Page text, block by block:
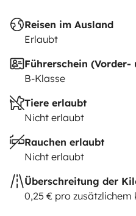
Reisen im Ausland
Erlaubt
Führerschein (Vorder-
B-Klasse
Tiere erlaubt
Nicht erlaubt
Rauchen erlaubt
Nicht erlaubt
Überschreitung der
0,25 € pro zusätzlichem